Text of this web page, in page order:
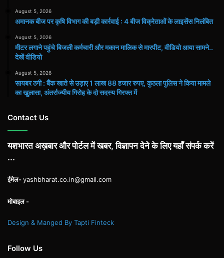
August 5, 2026
अमानक बीज पर कृषि विभाग की बड़ी कार्रवाई : 4 बीज विक्रेताओं के लाइसेंस निलंबित
August 5, 2026
मीटर लगाने पहुंचे बिजली कर्मचारी और मकान मालिक से मारपीट, वीडियो आया सामने..
देखें वीडियो
August 5, 2026
सायबर ठगी : बैंक खाते से उड़ाए 1 लाख 88 हजार रुपए, कुठला पुलिस ने किया मामले
का खुलासा, अंतर्राज्यीय गिरोह के दो सदस्य गिरफ्त में
Contact Us
यशभारत अख़बार और पोर्टल में खबर, विज्ञापन देने के लिए यहाँ संपर्क करें
...
ईमेल-yashbharat.co.in@gmail.com
मोबाइल -
Design & Manged By Tapti Finteck
Follow Us